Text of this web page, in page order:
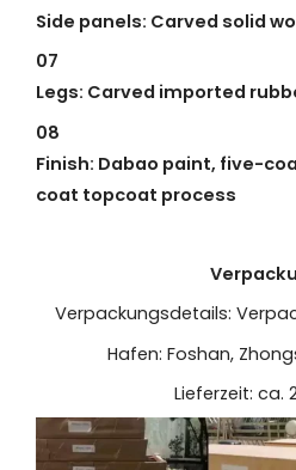
Side panels: Carved solid
07
Legs: Carved imported
08
Finish: Dabao paint, five-
coat topcoat process
Verpackungsdetails:
Hafen: Foshan,
Lieferzeit: ca.